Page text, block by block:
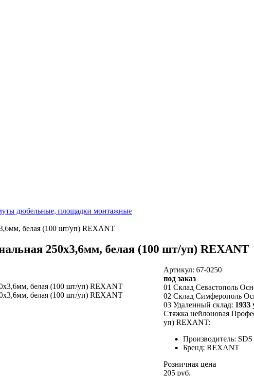
дюбельные, площадки монтажные
белая (100 шт/уп) REXANT
250x3,6мм, белая (100 шт/уп) REXANT
Артикул: 67-0250
под заказ
01 Склад Севастополь
02 Склад Симферополь
03 Удаленный склад: 1933
Стяжка нейлоновая
уп) REXANT:
Производитель:
Бренд: REXANT
Розничная цена
205 руб.